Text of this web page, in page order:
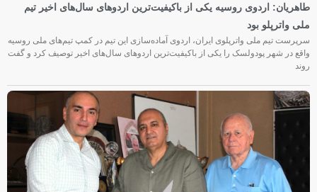
طاهریان: اردوی روسیه یکی از باکیفیت‌ترین اردوهای سال‌های اخیر تیم
ملی واترپلو بود
سرپرست تیم ملی واترپلوی ایران، اردوی آماده‌سازی این تیم در کمپ تیم‌های ملی روسیه
واقع در شهر پودولسک را یکی از باکیفیت‌ترین اردوهای سال‌های اخیر توصیف کرد و گفت
روند